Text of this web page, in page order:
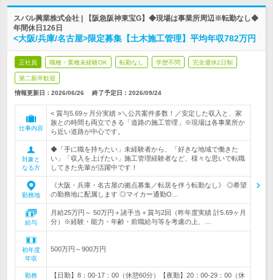
スバル興業株式会社 | 【阪急阪神東宝G】◆現場は事業所周辺※転勤なし◆
年間休日126日
<大阪/兵庫/名古屋>限定募集【土木施工管理】平均年収782万円
正社員 職種・業種未経験OK 転勤なし 学歴不問 完全週休2日制
第二新卒歓迎
情報更新日：2026/06/26 終了予定日： 2026/09/24
仕事内容
< 賞与5.69ヶ月分実績 >＼公共案件多数！／安定した収入と、家
族との時間も両立できる「道路の施工管理」※現場は各事業所か
ら近い道路が中心です。
対象と
なる方
◆「手に職を持ちたい」未経験者から、「好きな地域で働きた
い」「収入を上げたい」施工管理経験者など、様々な思いで転職
してきた先輩が活躍中です！
勤務地
《大阪・兵庫・名古屋の拠点募集／転居を伴う転勤なし》 ◎希望
の勤務地に配属します ◎マイカー通勤O…
給与
月給25万円～ 50万円＋諸手当＋賞与2回（昨年度実績 計5.69ヶ月
分）※経験・能力・年齢・前職給与等を考慮の上、…
初年度
年収
500万円～900万円
勤務
【日勤】8：00-17：00（休憩60分）【夜勤】20：00-29：00（休